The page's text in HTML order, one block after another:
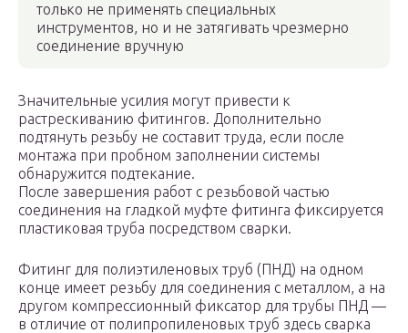
только не применять специальных
инструментов, но и не затягивать чрезмерно
соединение вручную
Значительные усилия могут привести к
растрескиванию фитингов. Дополнительно
подтянуть резьбу не составит труда, если после
монтажа при пробном заполнении системы
обнаружится подтекание.
После завершения работ с резьбовой частью
соединения на гладкой муфте фитинга фиксируется
пластиковая труба посредством сварки.
Фитинг для полиэтиленовых труб (ПНД) на одном
конце имеет резьбу для соединения с металлом, а на
другом компрессионный фиксатор для трубы ПНД —
в отличие от полипропиленовых труб здесь сварка